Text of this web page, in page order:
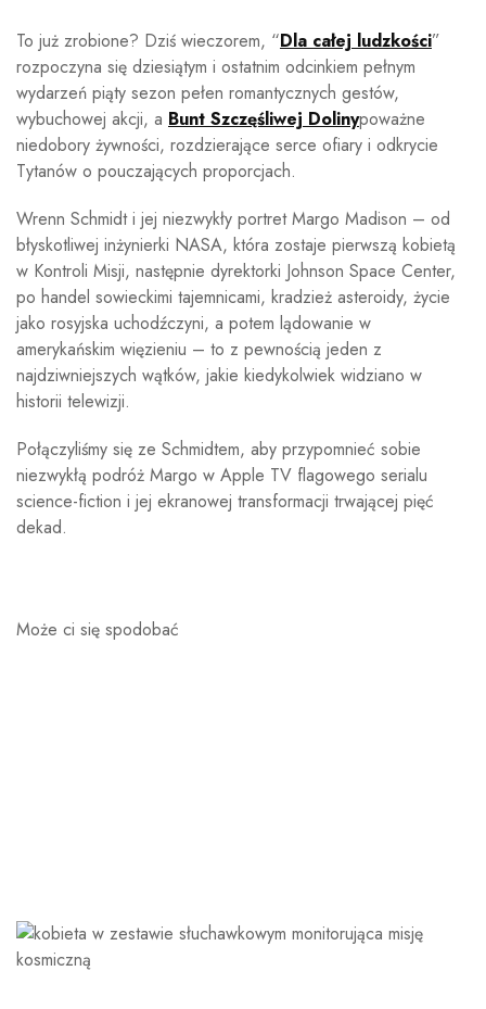
To już zrobione? Dziś wieczorem, “Dla całej ludzkości”
rozpoczyna się dziesiątym i ostatnim odcinkiem pełnym
wydarzeń piąty sezon pełen romantycznych gestów,
wybuchowej akcji, a Bunt Szczęśliwej Dolinypoważne
niedobory żywności, rozdzierające serce ofiary i odkrycie
Tytanów o pouczających proporcjach.
Wrenn Schmidt i jej niezwykły portret Margo Madison – od
błyskotliwej inżynierki NASA, która zostaje pierwszą kobietą
w Kontroli Misji, następnie dyrektorki Johnson Space Center,
po handel sowieckimi tajemnicami, kradzież asteroidy, życie
jako rosyjska uchodźczyni, a potem lądowanie w
amerykańskim więzieniu – to z pewnością jeden z
najdziwniejszych wątków, jakie kiedykolwiek widziano w
historii telewizji.
Połączyliśmy się ze Schmidtem, aby przypomnieć sobie
niezwykłą podróż Margo w Apple TV flagowego serialu
science-fiction i jej ekranowej transformacji trwającej pięć
dekad.
Może ci się spodobać